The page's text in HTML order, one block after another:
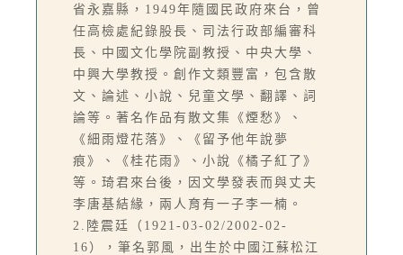
省永嘉縣，1949年隨國民政府來台，曾
任高檢處紀錄股長、司法行政部編審科
長、中國文化學院副教授、中央大學、
中興大學教授。創作文類豐富，包含散
文、論述、小說、兒童文學、翻譯、詞
論等。著名作品有散文集《煙愁》、
《細雨燈花落》、《留予他年說夢
痕》、《桂花雨》、小說《橘子紅了》
等。琦君來台後，因文學發表而與丈夫
李唐基結緣，兩人育有一子李一楠。
2.陸震廷（1921-03-02/2002-02-
16），筆名郭風，出生於中國江蘇松江